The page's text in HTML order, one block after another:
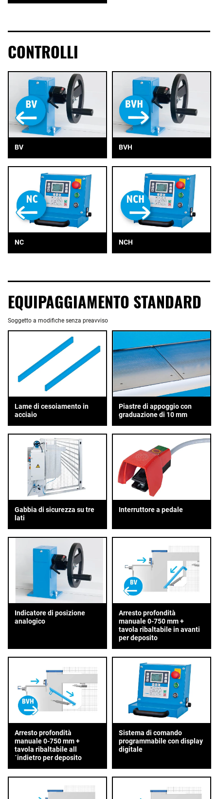
CONTROLLI
BV BVH
NC NCH
EQUIPAGGIAMENTO STANDARD
Soggetto a modifiche senza preavviso
Lame di cesoiamento in
acciaio
Piastre di appoggio con
graduazione di 10 mm
Gabbia di sicurezza su tre
lati
Interruttore a pedale
Indicatore di posizione
analogico
Arresto profondità
manuale 0-750 mm +
tavola ribaltabile in avanti
per deposito
Arresto profondità
manuale 0-750 mm +
tavola ribaltabile all
´indietro per deposito
Sistema di comando
programmabile con display
digitale